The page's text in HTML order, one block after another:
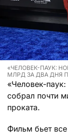
«ЧЕЛОВЕК-ПАУК:
МЛРД ЗА ДВА ДНЯ
«Человек-
собрал почти
проката.
Фильм бьет